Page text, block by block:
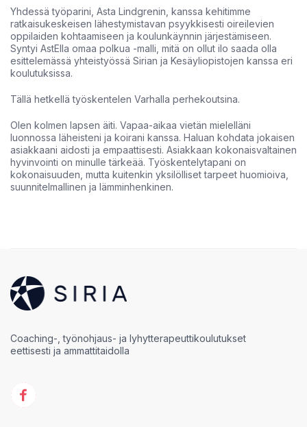
Yhdessä työparini, Asta Lindgrenin, kanssa kehitimme
ratkaisukeskeisen lähestymistavan psyykkisesti oireilevien
oppilaiden kohtaamiseen ja koulunkäynnin järjestämiseen.
Syntyi AstElla omaa polkua -malli, mitä on ollut ilo saada olla
esittelemässä yhteistyössä Sirian ja Kesäyliopistojen kanssa eri
koulutuksissa.
Tällä hetkellä työskentelen Varhalla perhekoutsina.
Olen kolmen lapsen äiti. Vapaa-aikaa vietän mielelläni
luonnossa läheisteni ja koirani kanssa. Haluan kohdata jokaisen
asiakkaani aidosti ja empaattisesti. Asiakkaan kokonaisvaltainen
hyvinvointi on minulle tärkeää. Työskentelytapani on
kokonaisuuden, mutta kuitenkin yksilölliset tarpeet huomioiva,
suunnitelmallinen ja lämminhenkinen.
Coaching-, työnohjaus- ja lyhytterapeuttikoulutukset
eettisesti ja ammattitaidolla